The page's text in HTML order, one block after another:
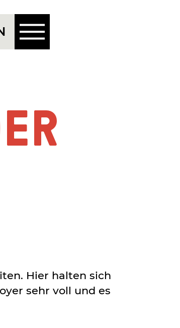
Menü
Hier halten sich
sehr voll und es